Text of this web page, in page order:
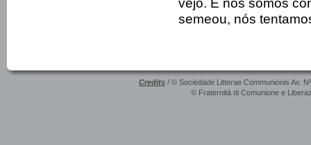
vejo. E nós somos
semeou, nós
Credits / © Sociedade Litterae Communionis Av.
© Fraternità di Comunione e